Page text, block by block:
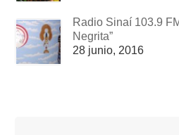
Radio Sinaí 103.9
Negrita”
28 junio, 2016